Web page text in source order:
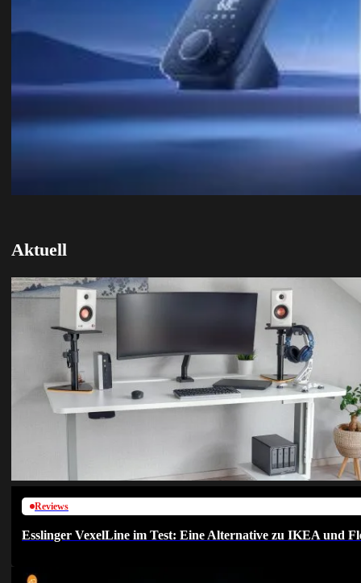
Aktuell
Reviews
Esslinger VexelLine im Test: Eine Alternative zu IKEA und